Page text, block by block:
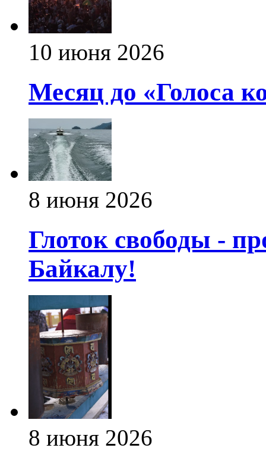
10 июня 2026
Месяц до «Голоса
8 июня 2026
Глоток свободы -
Байкалу!
8 июня 2026